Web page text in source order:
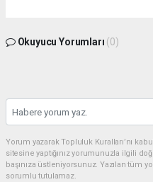
Okuyucu Yorumları (0)
Yorum yazarak Topluluk Kuralları’nı
sitesine yaptığınız yorumunuzla ilgili
başınıza üstleniyorsunuz. Yazılan tüm
sorumlu tutulamaz.